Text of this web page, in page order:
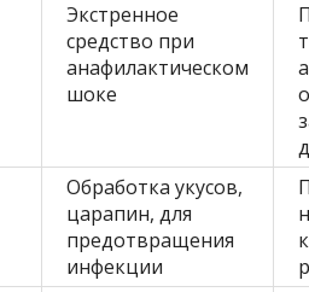
Экстренное
средство при
анафилактическом
шоке
Обработка укусов,
царапин, для
предотвращения
инфекции